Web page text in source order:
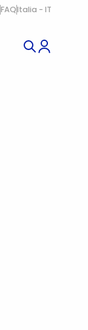
FAQ Italia - IT